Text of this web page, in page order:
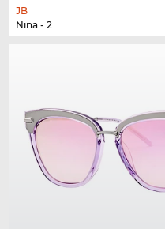
JB
Nina - 2